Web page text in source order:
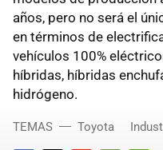
años, pero no será el
en términos de
vehículos 100%
híbridas, híbridas
hidrógeno.
TEMAS Toyota